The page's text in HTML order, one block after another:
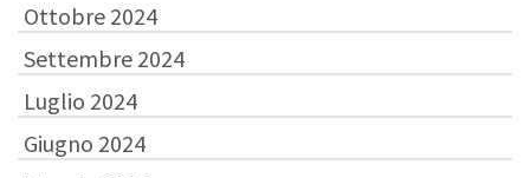
Ottobre 2024
Settembre 2024
Luglio 2024
Giugno 2024